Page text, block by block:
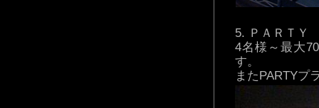
ＰＡＲＴＹ
4名様～最大
す。
またPARTYプ